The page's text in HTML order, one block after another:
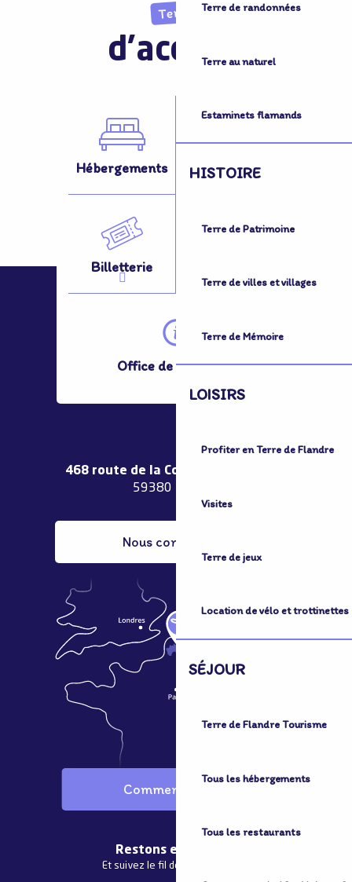
Terre de randonnées
Terre au naturel
Estaminets flamands
HISTOIRE
Terre de Patrimoine
Terre de villes et villages
Terre de Mémoire
LOISIRS
Profiter en Terre de Flandre
Visites
Terre de jeux
Location de vélo et trottinettes
SÉJOUR
Terre de Flandre Tourisme
Tous les hébergements
Tous les restaurants
Terre
d'accueil
Hébergements Activités
Billetterie
Office de Tourisme
468 route de la Couronne de Bierne
59380 Bergues
Nous contacter
Comment venir ?
Restons en contact
Et suivez le fil de notre actualité